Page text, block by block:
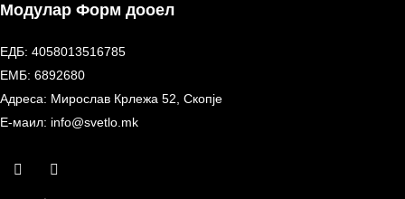
Модулар Форм дооел
ЕДБ: 4058013516785
ЕМБ: 6892680
Адреса: Мирослав Крлежа 52, Скопје
Е-маил: info@svetlo.mk